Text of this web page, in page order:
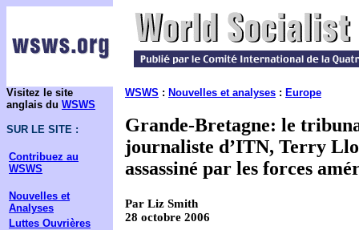
Visitez le site
anglais du WSWS
SUR LE SITE :
Contribuez au
WSWS
Nouvelles et
Analyses
Luttes Ouvrières
WSWS : Nouvelles et analyses : Europe
Grande-Bretagne: le
journaliste d’ITN, Terry
assassiné par les forces
Par Liz Smith
28 octobre 2006